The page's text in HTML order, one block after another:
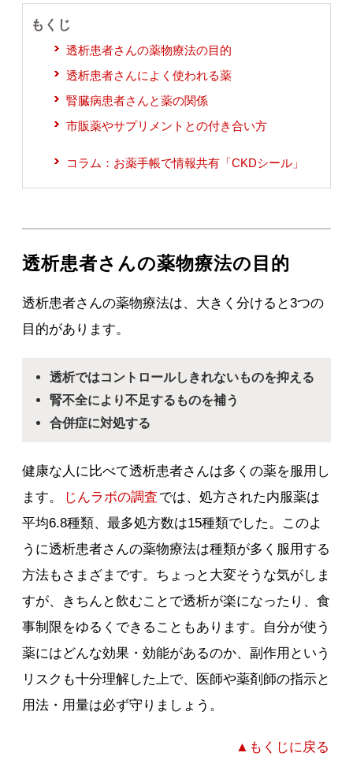
もくじ
透析患者さんの薬物療法の目的
透析患者さんによく使われる薬
腎臓病患者さんと薬の関係
市販薬やサプリメントとの付き合い方
コラム：お薬手帳で情報共有「CKDシール」
透析患者さんの薬物療法の目的
透析患者さんの薬物療法は、大きく分けると3つの
目的があります。
透析ではコントロールしきれないものを抑える
腎不全により不足するものを補う
合併症に対処する
健康な人に比べて透析患者さんは多くの薬を服用し
ます。
じんラボの調査 では、処方された内服薬は
平均6.8種類、最多処方数は15種類でした。このよ
うに透析患者さんの薬物療法は種類が多く服用する
方法もさまざまです。ちょっと大変そうな気がしま
すが、きちんと飲むことで透析が楽になったり、食
事制限をゆるくできることもあります。自分が使う
薬にはどんな効果・効能があるのか、副作用という
リスクも十分理解した上で、医師や薬剤師の指示と
用法・用量は必ず守りましょう。
▲もくじに戻る